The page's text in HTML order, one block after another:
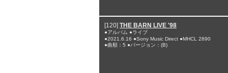
[120] THE BARN LIVE '98
●アルバム ●ライブ
●2021.6.16 ●Sony Music Direct ●MHCL 2890
●曲順：5 ●バージョン：(B)